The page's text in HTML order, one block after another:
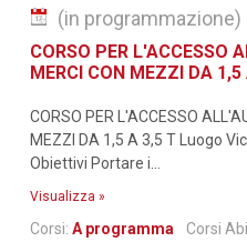
CORSO PER L'ACCESSO
MERCI CON MEZZI DA 1,5
CORSO PER L'ACCESSO
MEZZI DA 1,5 A 3,5 T Luogo
Obiettivi Portare i...
Visualizza »
Corsi: A programma Corsi
(in programmazione)